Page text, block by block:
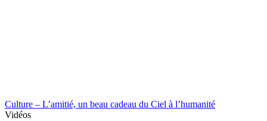
Culture – L’amitié, un beau cadeau du Ciel à l’humanité
Vidéos